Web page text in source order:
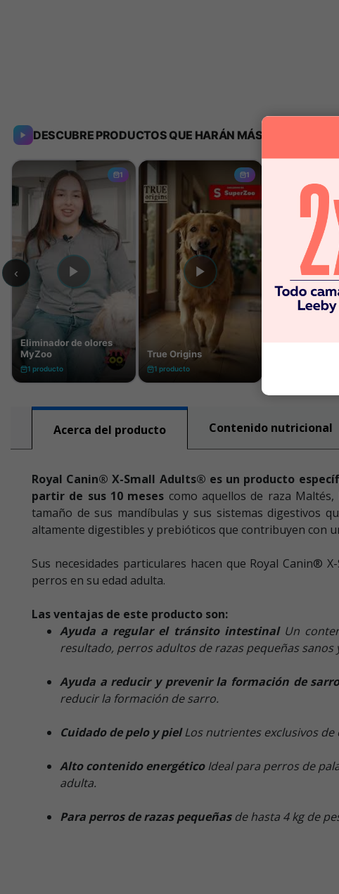
Acerca del producto Contenido nutricional
Royal Canin® X-Small Adults® es un producto
partir de sus 10 meses como aquellos de raza
tamaño de sus mandíbulas y sus sistemas digestivos
altamente digestibles y prebióticos que contribuyen con
Sus necesidades particulares hacen que Royal Canin®
perros en su edad adulta.
Las ventajas de este producto son:
Ayuda a regular el tránsito intestinal Un
resultado, perros adultos de razas pequeñas
Ayuda a reducir y prevenir la formación de
reducir la formación de sarro.
Cuidado de pelo y pielLos nutrientes exclusivos de
Alto contenido energéticoIdeal para perros de
adulta.
Para perros de razas pequeñasde hasta 4 kg de